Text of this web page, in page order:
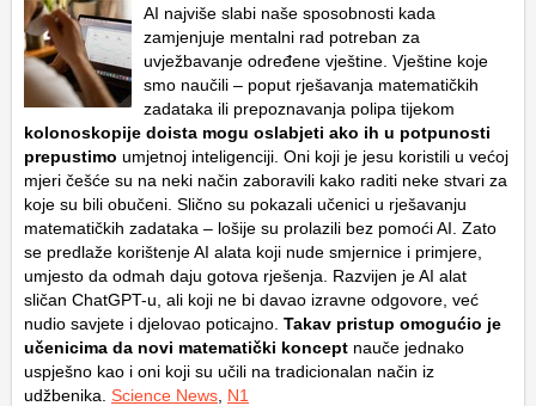
AI najviše slabi naše sposobnosti kada
zamjenjuje mentalni rad potreban za
uvježbavanje određene vještine. Vještine koje
smo naučili – poput rješavanja matematičkih
zadataka ili prepoznavanja polipa tijekom
kolonoskopije doista mogu oslabjeti ako ih u potpunosti
prepustimo umjetnoj inteligenciji. Oni koji je jesu koristili u većoj
mjeri češće su na neki način zaboravili kako raditi neke stvari za
koje su bili obučeni. Slično su pokazali učenici u rješavanju
matematičkih zadataka – lošije su prolazili bez pomoći AI. Zato
se predlaže korištenje AI alata koji nude smjernice i primjere,
umjesto da odmah daju gotova rješenja. Razvijen je AI alat
sličan ChatGPT-u, ali koji ne bi davao izravne odgovore, već
nudio savjete i djelovao poticajno. Takav pristup omogućio je
učenicima da novi matematički koncept nauče jednako
uspješno kao i oni koji su učili na tradicionalan način iz
udžbenika. Science News N1